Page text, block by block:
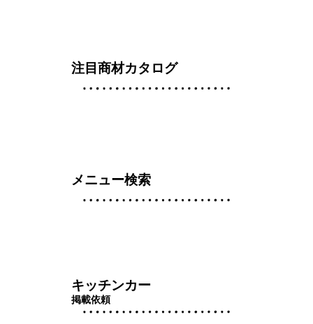
注目商材カタログ
メニュー検索
キッチンカー
掲載依頼